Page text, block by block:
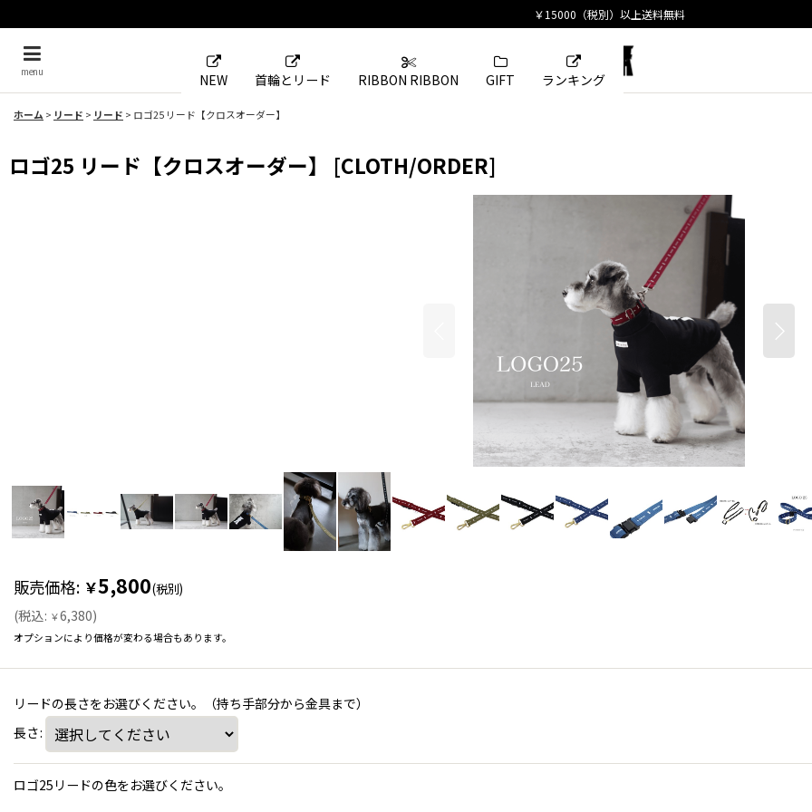
menu NEW 首輪とリード RIBBON RIBBON GIFT ランキング
ホーム > リード > リード > ロゴ25 リード【クロスオーダー】
ロゴ25 リード【クロスオーダー】 [CLOTH/ORDER]
販売価格: ￥5,800(税別)
(税込: ￥6,380)
オプションにより価格が変わる場合もあります。
リードの長さをお選びください。（持ち手部分から金具まで）
長さ:
ロゴ25リードの色をお選びください。